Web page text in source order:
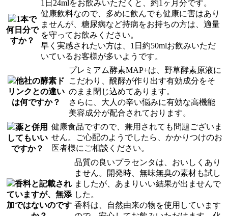
1本で
何日分で
すか？
1日24mlをお飲みいただくと、約1ヶ月分です。
健康飲料なので、多めに飲んでも健康に害はあり
ませんが、糖尿病など持病をお持ちの方は、適量
を守ってお飲みください。
早く実感されたい方は、1日約50mlお飲みいただ
いているお客様が多いようです。
他社の酵素ド
リンクとの違い
は何ですか？
プレミアム酵素MAP+は、野草酵素原液に
こだわり、醗酵が作り出す有効成分をそ
のまま閉じ込めてあります。
さらに、大人の辛い悩みに有効な高機能
美容成分が配合されております。
薬と併用
してもいい
ですか？
健康食品ですので、兼用されても問題ございま
せん。ご心配のようでしたら、かかりつけのお
医者様にご相談ください。
香料と記載され
ていますが、無添
加ではないのです
品質の良いプラセンタは、おいしくあり
ません。開発時、無味無臭の素材も試し
ましたが、あまりいい結果が出ませんで
した。
香料は、自然由来の物を使用しています